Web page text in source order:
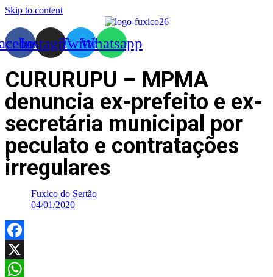
Skip to content
InstagramTwitterWhatsapp
CURURUPU – MPMA
denuncia ex-prefeito e ex-
secretária municipal por
peculato e contratações
irregulares
Fuxico do Sertão
04/01/2020
Facebook
X